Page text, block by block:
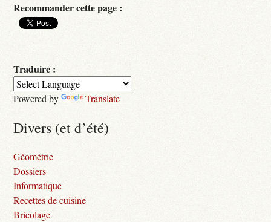
Recommander cette page :
Traduire :
Powered by Translate
Divers (et d’été)
Géométrie
Dossiers
Informatique
Recettes de cuisine
Bricolage